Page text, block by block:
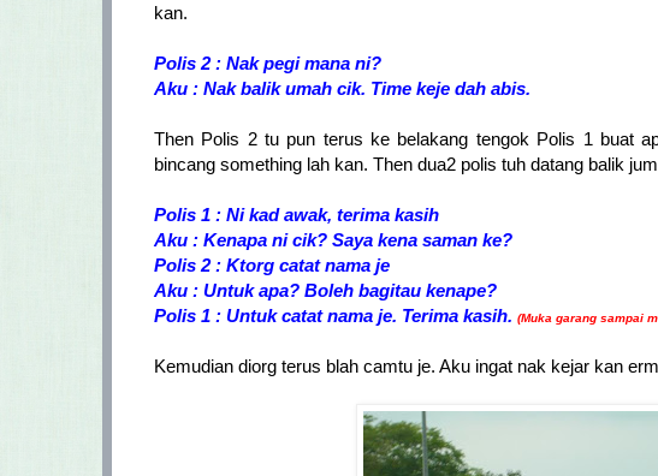
kan.
Polis 2 : Nak pegi mana ni?
Aku : Nak balik umah cik. Time keje dah abis.
Then Polis 2 tu pun terus ke belakang tengok Polis 1 buat
bincang something lah kan. Then dua2 polis tuh datang balik
Polis 1 : Ni kad awak, terima kasih
Aku : Kenapa ni cik? Saya kena saman ke?
Polis 2 : Ktorg catat nama je
Aku : Untuk apa? Boleh bagitau kenape?
Polis 1 : Untuk catat nama je. Terima kasih. (Muka garang sampai
Kemudian diorg terus blah camtu je. Aku ingat nak kejar kan